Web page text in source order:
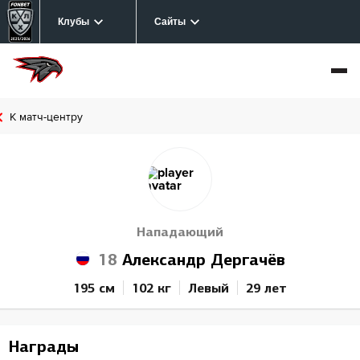
Клубы Сайты
К матч-центру
Нападающий
18 Александр Дергачёв
195 см 102 кг Левый 29 лет
Награды